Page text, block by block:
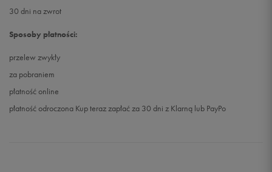
30 dni na zwrot
Sposoby płatności:
przelew zwykły
za pobraniem
płatność online
płatność odroczona Kup teraz zapłać za 30 dni z Klarną lub PayPo